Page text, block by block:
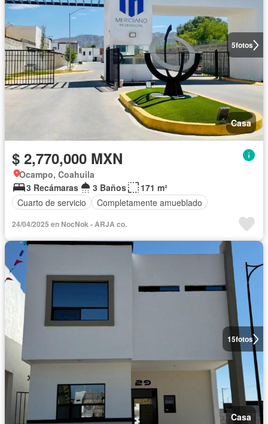
5fotos
Casa
$ 2,770,000 MXN
Ocampo, Coahuila
3 Recámaras
3 Baños
171 m²
Cuarto de servicio
Completamente amueblado
24/04/2025 en NocNok - ARJA co.
15fotos
Casa